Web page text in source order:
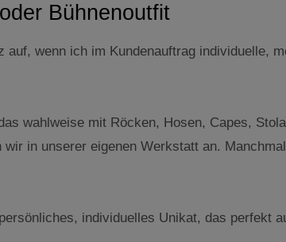
Bühnenoutfit
wenn ich im Kundenauftrag individuelle,
wahlweise mit Röcken, Hosen, Capes,
in unserer eigenen Werkstatt an.
individuelles Unikat, das perfekt